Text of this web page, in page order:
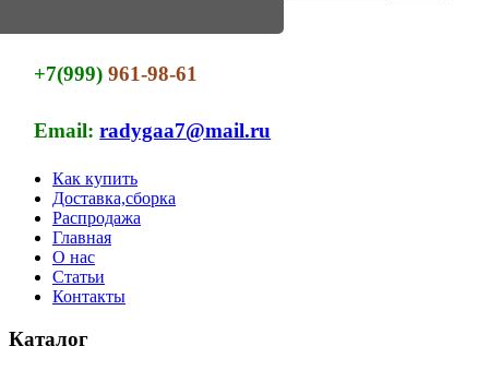
+7(999)961-98-61
Email:radygaa7@mail.ru
Как купить
Доставка,сборка
Распродажа
Главная
О нас
Статьи
Контакты
Каталог